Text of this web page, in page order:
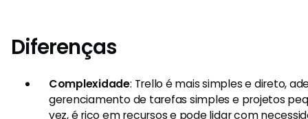
Diferenças
Complexidade: Trello é mais simples e direto,
gerenciamento de tarefas simples e projetos
vez, é rico em recursos e pode lidar com